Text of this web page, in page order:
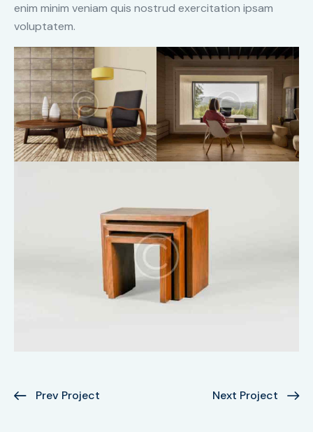
enim minim veniam quis nostrud exercitation ipsam
voluptatem.
Prev Project Next Project